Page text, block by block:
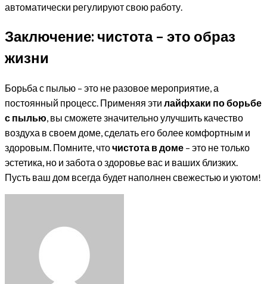
автоматически регулируют свою работу.
Заключение: чистота – это образ
жизни
Борьба с пылью – это не разовое мероприятие, а
постоянный процесс. Применяя эти лайфхаки по борьбе
с пылью, вы сможете значительно улучшить качество
воздуха в своем доме, сделать его более комфортным и
здоровым. Помните, чточистота в доме – это не только
эстетика, но и забота о здоровье вас и ваших близких.
Пусть ваш дом всегда будет наполнен свежестью и уютом!